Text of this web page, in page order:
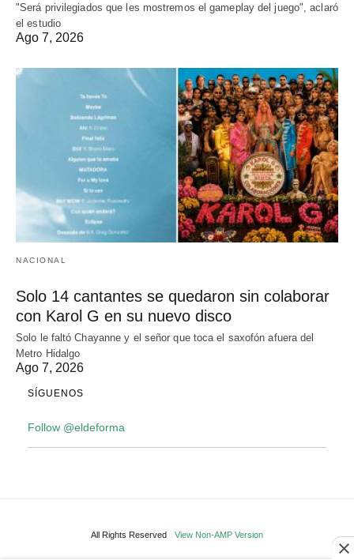
"Será privilegiados que les mostremos el gameplay del juego", aclaró
el estudio
Ago 7, 2026
NACIONAL
Solo 14 cantantes se quedaron sin colaborar
con Karol G en su nuevo disco
Solo le faltó Chayanne y el señor que toca el saxofón afuera del
Metro Hidalgo
Ago 7, 2026
SÍGUENOS
Follow @eldeforma
All Rights Reserved View Non-AMP Version